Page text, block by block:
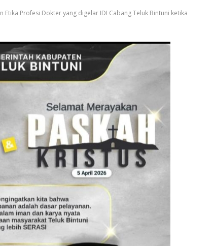
Profesi Dokter yang digelar IDI Cabang Teluk Bintuni ketika